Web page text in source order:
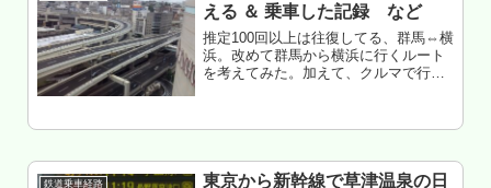
える ＆ 乗車した記録 など
推定100回以上は往復してる、群馬⇔横
浜。改めて群馬から横浜に行くルート
を考えてみた。加えて、クルマで行か
の比較など。色々と考えてみた・・・
鉄道乗車経路
東京から新幹線で草津温泉の日